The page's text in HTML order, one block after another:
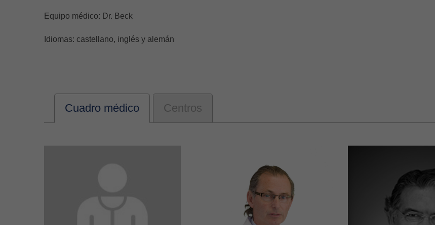
Equipo médico: Dr. Beck
Idiomas: castellano, inglés y alemán
Cuadro médico Centros